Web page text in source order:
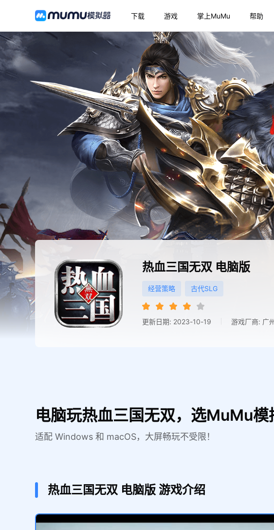
下载 游戏 掌上MuMu 帮助
热血三国无双 电脑版
经营策略 古代SLG
更新日期: 2023-10-19 游戏厂商: 广
电脑玩热血三国无双，选MuMu模
适配 Windows 和 macOS，大屏畅玩不受限！
热血三国无双 电脑版 游戏介绍